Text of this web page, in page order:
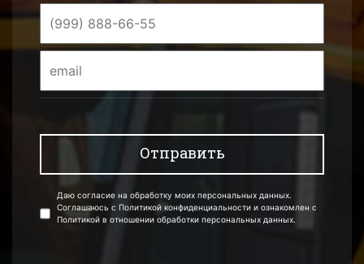
Даю согласие на обработку моих персональных данных.
Соглашаюсь с Политикой конфиденциальности и ознакомлен с
Политикой в отношении обработки персональных данных.